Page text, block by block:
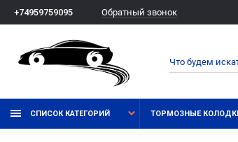
+74959759095 Обратный звонок
СПИСОК КАТЕГОРИЙ ТОРМОЗНЫЕ